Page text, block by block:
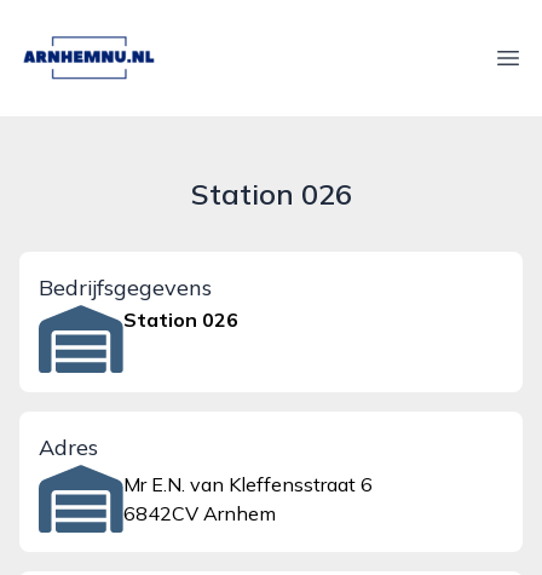
arnhemnu.nl
Station 026
Bedrijfsgegevens
Station 026
Adres
Mr E.N. van Kleffensstraat 6
6842CV Arnhem